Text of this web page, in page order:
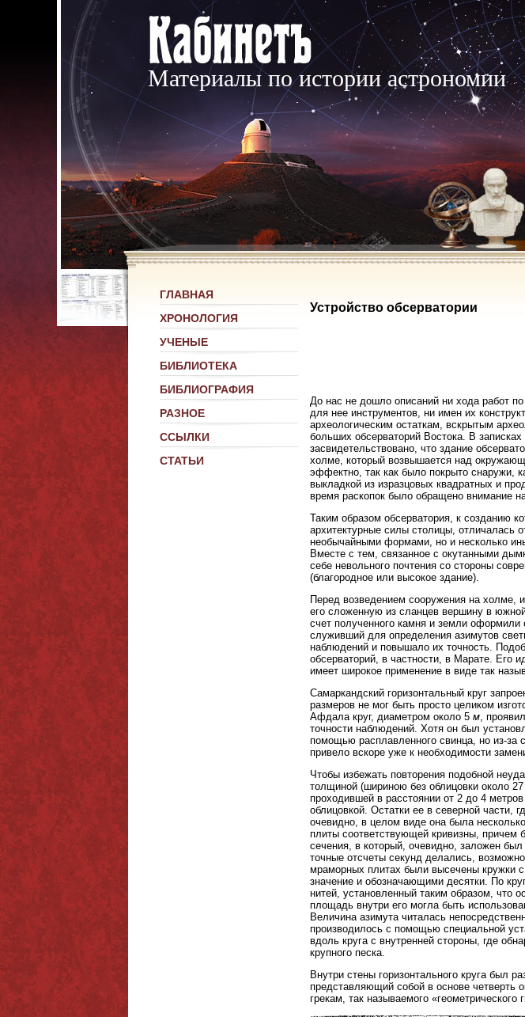
Материалы по истории астрономии
ГЛАВНАЯ
ХРОНОЛОГИЯ
УЧЕНЫЕ
БИБЛИОТЕКА
БИБЛИОГРАФИЯ
РАЗНОЕ
ССЫЛКИ
СТАТЬИ
Устройство обсерватории
До нас не дошло описаний ни хода работ по
для нее инструментов, ни имен их
археологическим остаткам, вскрытым
больших обсерваторий Востока. В
засвидетельствовано, что здание
холме, который возвышается над
эффектно, так как было покрыто снаружи,
выкладкой из изразцовых квадратных и
время раскопок было обращено внимание
Таким образом обсерватория, к созданию
архитектурные силы столицы, отличалась
необычайными формами, но и несколько
Вместе с тем, связанное с окутанными
себе невольного почтения со стороны
(благородное или высокое здание).
Перед возведением сооружения на
его сложенную из сланцев вершину в
счет полученного камня и земли
служивший для определения азимутов
наблюдений и повышало их точность.
обсерваторий, в частности, в Марате. Его
имеет широкое применение в виде так
Самаркандский горизонтальный круг
размеров не мог быть просто целиком
Афдала круг, диаметром около 5 м,
точности наблюдений. Хотя он был
помощью расплавленного свинца, но из-за
привело вскоре уже к необходимости
Чтобы избежать повторения подобной
толщиной (шириною без облицовки около 27
проходившей в расстоянии от 2 до 4
облицовкой. Остатки ее в северной части,
очевидно, в целом виде она была
плиты соответствующей кривизны, причем
сечения, в который, очевидно, заложен
точные отсчеты секунд делались,
мраморных плитах были высечены
значение и обозначающими десятки. По
нитей, установленный таким образом, что
площадь внутри его могла быть
Величина азимута читалась
производилось с помощью специальной
вдоль круга с внутренней стороны, где
крупного песка.
Внутри стены горизонтального круга был
представляющий собой в основе четверть
грекам, так называемого «геометрического